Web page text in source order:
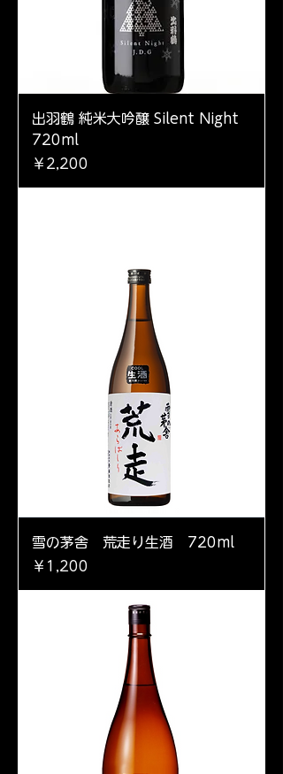
出羽鶴 純米大吟醸 Silent Night
720ml
価格
￥2,200
雪の茅舎 荒走り生酒 720ml
価格
￥1,200